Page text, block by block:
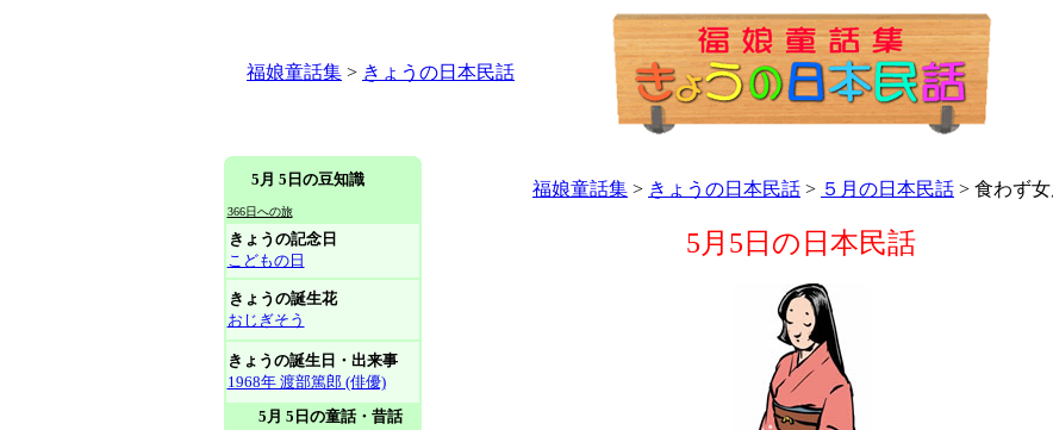
福娘童話集 > きょうの日本民話
5月 5日の豆知識
366日への旅
きょうの記念日
こどもの日
きょうの誕生花
おじぎそう
きょうの誕生日・出来事
1968年 渡部篤郎 (俳優)
5月 5日の童話・昔話
福娘童話集 > きょうの日本民話 > ５月の日本民話 > 食わず
5月5日の日本民話